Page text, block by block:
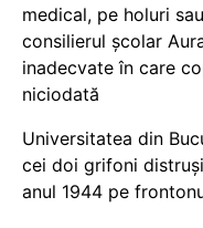
medical, pe holuri
consilierul școlar
inadecvate în care
niciodată
Universitatea din
cei doi grifoni
anul 1944 pe